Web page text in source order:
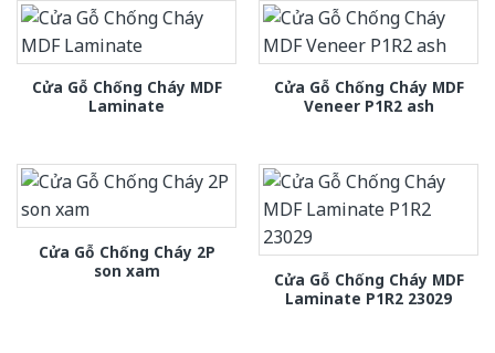
Cửa Gỗ Chống Cháy MDF
Laminate
Cửa Gỗ Chống Cháy MDF
Veneer P1R2 ash
Cửa Gỗ Chống Cháy 2P
son xam
Cửa Gỗ Chống Cháy MDF
Laminate P1R2 23029